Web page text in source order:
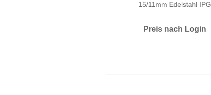
15/11mm Edelstahl IPG
Preis nach Login